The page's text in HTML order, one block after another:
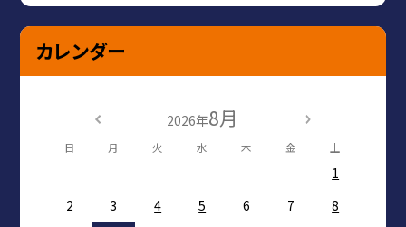
カレンダー
2026年8月
日 月 火 水 木 金 土
1
2
3 4 5 6 7
8